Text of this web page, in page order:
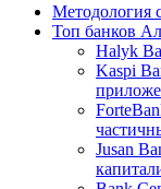
Методология
Топ банков
Halyk
Kaspi
Jusan